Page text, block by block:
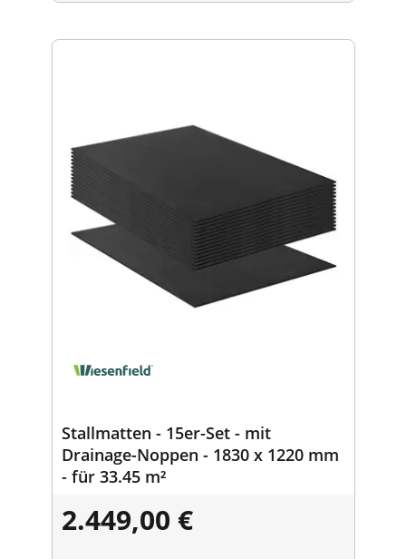
Stallmatten - 15er-Set - mit
Drainage-Noppen - 1830 x 1220 mm
- für 33.45 m²
2.449,00 €